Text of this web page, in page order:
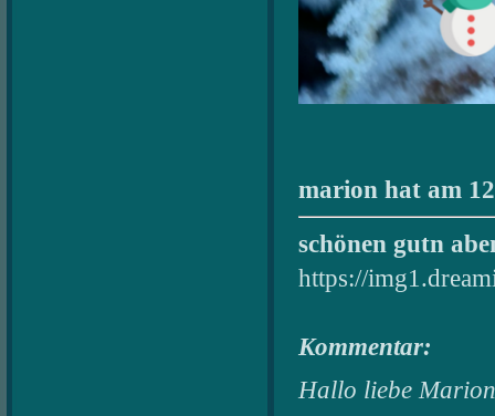
marion hat am
schönen gutn
https://
Kommentar:
Hallo liebe